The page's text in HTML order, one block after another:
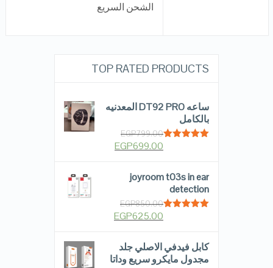
الشحن السريع
TOP RATED PRODUCTS
ساعه DT92 PRO المعدنيه
بالكامل
EGP799.00
EGP699.00
joyroom t03s in ear
detection
EGP850.00
EGP625.00
كابل فيدفي الاصلي جلد
مجدول مايكرو سريع وداتا